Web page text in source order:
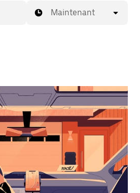
Maintenant